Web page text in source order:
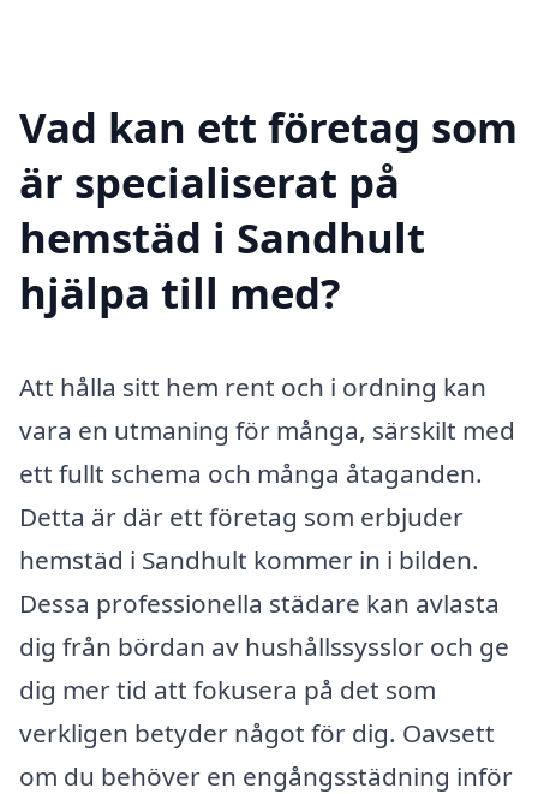
Vad kan ett företag som
är specialiserat på
hemstäd i Sandhult
hjälpa till med?
Att hålla sitt hem rent och i ordning kan
vara en utmaning för många, särskilt med
ett fullt schema och många åtaganden.
Detta är där ett företag som erbjuder
hemstäd i Sandhult kommer in i bilden.
Dessa professionella städare kan avlasta
dig från bördan av hushållssysslor och ge
dig mer tid att fokusera på det som
verkligen betyder något för dig. Oavsett
om du behöver en engångsstädning inför